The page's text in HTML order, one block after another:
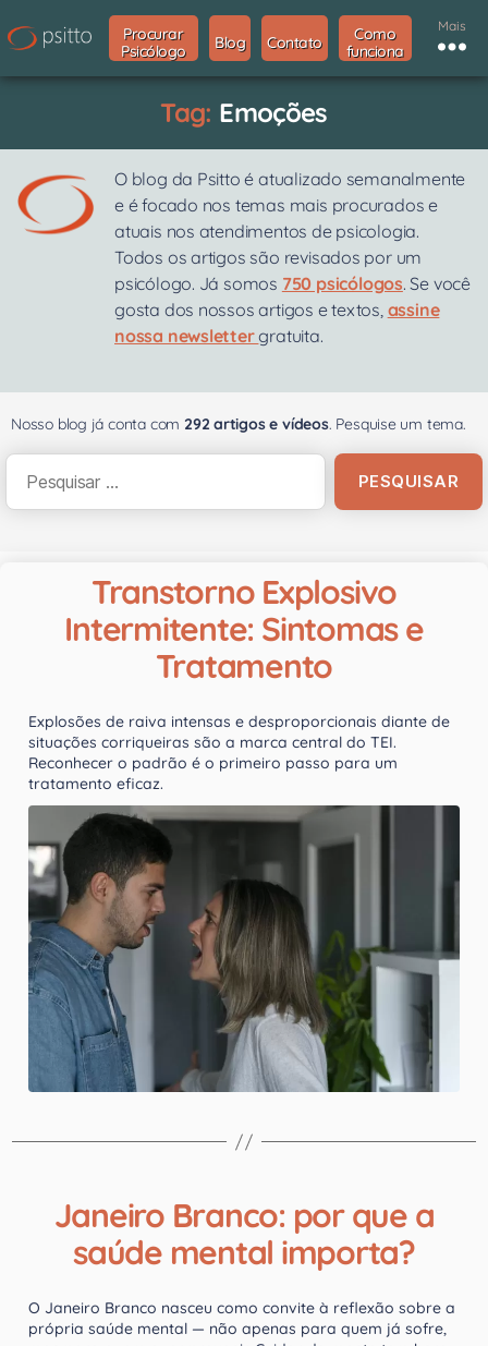
Procurar
Psicólogo
Blog Contato
Como
funciona
Mais
Tag: Emoções
O blog da Psitto é atualizado semanalmente
e é focado nos temas mais procurados e
atuais nos atendimentos de psicologia.
Todos os artigos são revisados por um
psicólogo. Já somos 750 psicólogos. Se você
gosta dos nossos artigos e textos, assine
nossa newslettergratuita.
Nosso blog já conta com 292 artigos e vídeos. Pesquise um tema.
Transtorno Explosivo
Intermitente: Sintomas e
Tratamento
Explosões de raiva intensas e desproporcionais diante de
situações corriqueiras são a marca central do TEI.
Reconhecer o padrão é o primeiro passo para um
tratamento eficaz.
Janeiro Branco: por que a
saúde mental importa?
O Janeiro Branco nasceu como convite à reflexão sobre a
própria saúde mental — não apenas para quem já sofre,